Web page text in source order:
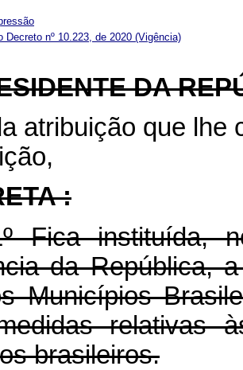
Decreto nº 10.223, de 2020 (Vigência)
DA
atribuição que lhe
:
Fica instituída,
da República,
Municípios
relativas
brasileiros.